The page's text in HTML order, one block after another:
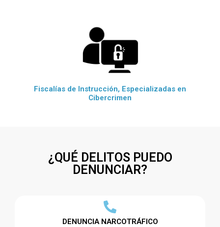
Fiscalías de Instrucción, Especializadas en
Cibercrimen
¿QUÉ DELITOS PUEDO
DENUNCIAR?
DENUNCIA NARCOTRÁFICO